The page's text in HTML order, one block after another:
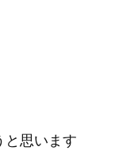
と思います